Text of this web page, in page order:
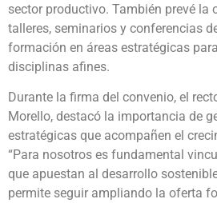
sector productivo. También prevé la
talleres, seminarios y conferencias
formación en áreas estratégicas
disciplinas afines.
Durante la firma del convenio, el
Morello, destacó la importancia de
estratégicas que acompañen el
“Para nosotros es fundamental
que apuestan al desarrollo
permite seguir ampliando la oferta